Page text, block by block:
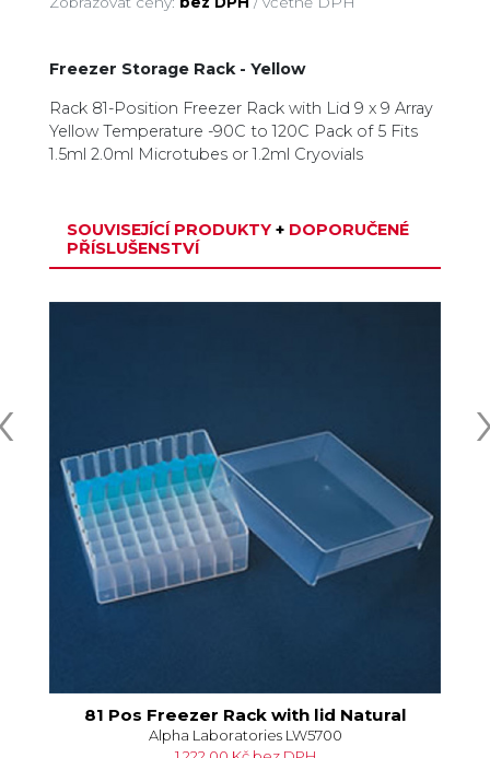
Freezer Storage Rack - Yellow
Rack 81-Position Freezer Rack with Lid 9 x 9 Array
Yellow Temperature -90C to 120C Pack of 5 Fits
1.5ml 2.0ml Microtubes or 1.2ml Cryovials
SOUVISEJÍCÍ PRODUKTY +DOPORUČENÉ
PŘÍSLUŠENSTVÍ
81 Pos Freezer Rack with lid Natural
Alpha Laboratories LW5700